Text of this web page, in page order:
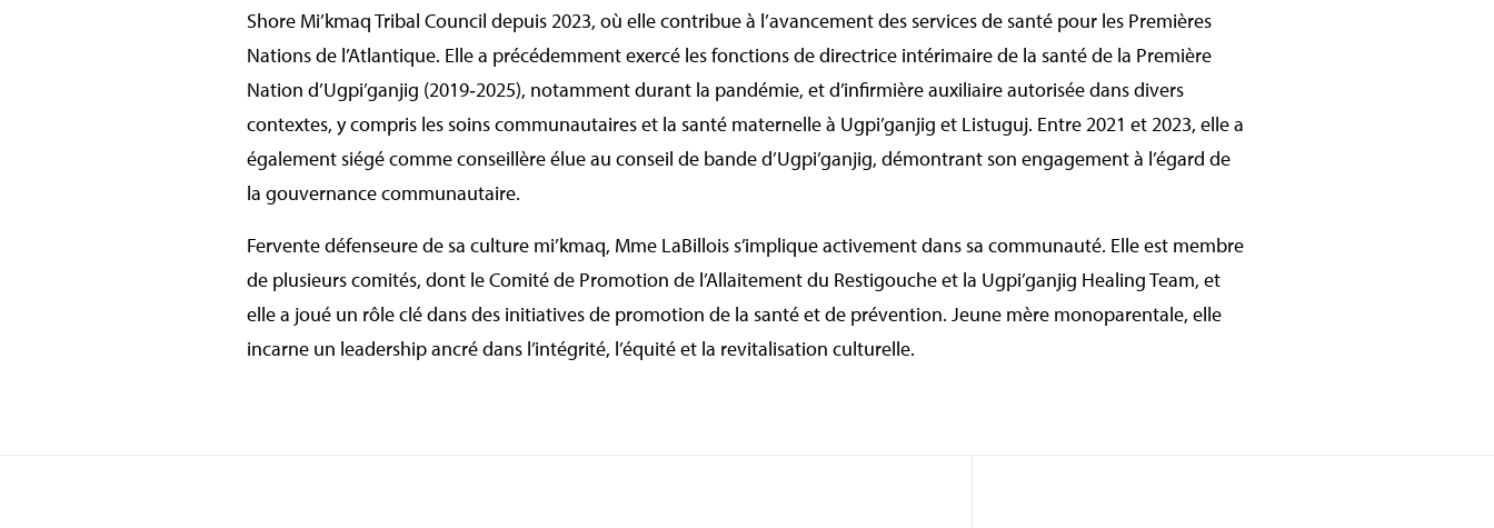
Shore Mi’kmaq Tribal Council depuis 2023, où elle contribue à l’avancement des services de santé pour les Premières
Nations de l’Atlantique. Elle a précédemment exercé les fonctions de directrice intérimaire de la santé de la Première
Nation d’Ugpi’ganjig (2019‑2025), notamment durant la pandémie, et d’infirmière auxiliaire autorisée dans divers
contextes, y compris les soins communautaires et la santé maternelle à Ugpi’ganjig et Listuguj. Entre 2021 et 2023, elle a
également siégé comme conseillère élue au conseil de bande d’Ugpi’ganjig, démontrant son engagement à l’égard de
la gouvernance communautaire.
Fervente défenseure de sa culture mi’kmaq, Mme LaBillois s’implique activement dans sa communauté. Elle est membre
de plusieurs comités, dont le Comité de Promotion de l’Allaitement du Restigouche et la Ugpi’ganjig Healing Team, et
elle a joué un rôle clé dans des initiatives de promotion de la santé et de prévention. Jeune mère monoparentale, elle
incarne un leadership ancré dans l’intégrité, l’équité et la revitalisation culturelle.